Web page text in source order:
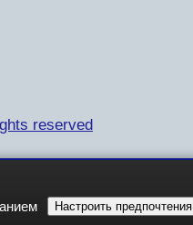
reserved
Настроить предпочтения